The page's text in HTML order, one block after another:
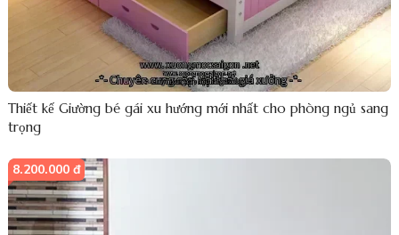
Thiết kế Giường bé gái xu hướng mới nhất cho phòng ngủ sang
trọng
8.200.000 đ